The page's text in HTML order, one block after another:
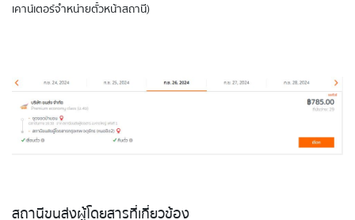
เคาน์เตอร์จำหน่ายตั๋วหน้าสถานี)
สถานีขนส่งผู้โดยสารที่เกี่ยวข้อง